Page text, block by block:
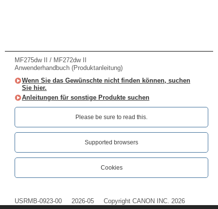
MF275dw II / MF272dw II
Anwenderhandbuch (Produktanleitung)
Wenn Sie das Gewünschte nicht finden können, suchen
Sie hier.
Anleitungen für sonstige Produkte suchen
Please be sure to read this.‎
Supported browsers
Cookies
USRMB-0923-00 2026-05 Copyright CANON INC. 2026